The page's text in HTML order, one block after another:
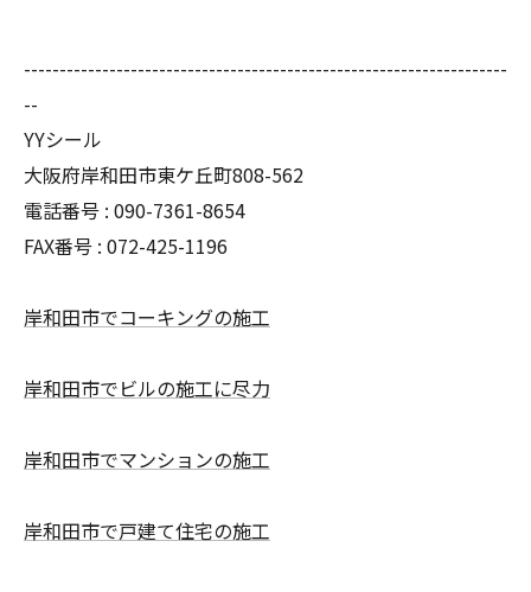
--------------------------------------------------------------------
--
YYシール
大阪府岸和田市東ケ丘町808-562
電話番号 : 090-7361-8654
FAX番号 : 072-425-1196
岸和田市でコーキングの施工
岸和田市でビルの施工に尽力
岸和田市でマンションの施工
岸和田市で戸建て住宅の施工